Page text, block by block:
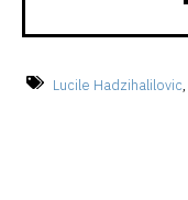
Lucile Hadzihalilovic,